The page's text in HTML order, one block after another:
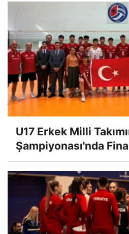
U17 Erkek Milli
Şampiyonası'nda